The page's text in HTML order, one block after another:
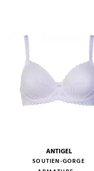
ANTIGEL
SOUTIEN-GORGE